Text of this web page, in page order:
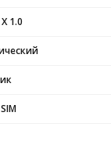
1.0